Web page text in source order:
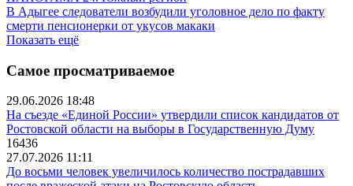
В Адыгее следователи возбудили уголовное дело по факту
смерти пенсионерки от укусов макаки
Показать ещё
Самое просматриваемое
29.06.2026 18:48
На съезде «Единой России» утвердили список кандидатов от
Ростовской области на выборы в Государственную Думу
16436
27.07.2026 11:11
До восьми человек увеличилось количество пострадавших